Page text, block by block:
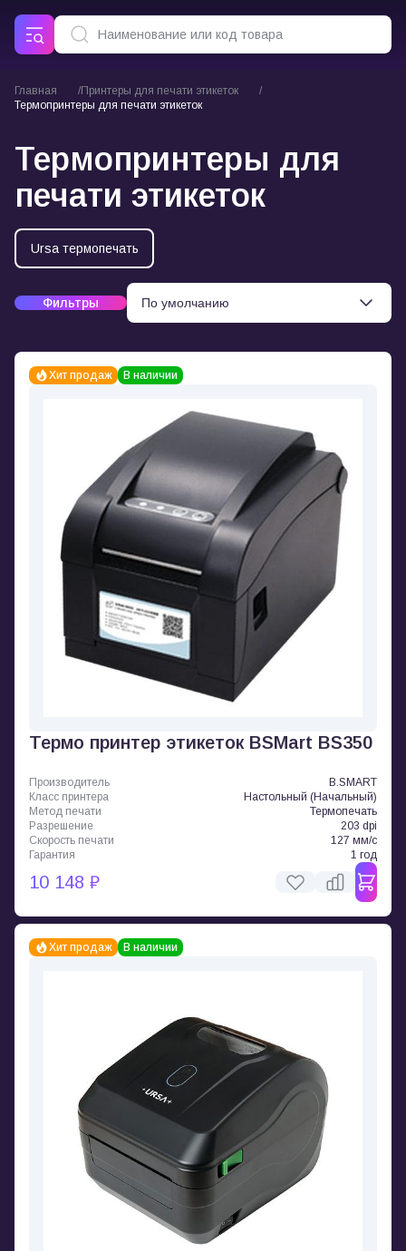
Главная
Принтеры для печати этикеток
Термопринтеры для печати этикеток
Термопринтеры для
печати этикеток
Ursa термопечать
Фильтры
Хит продаж В наличии
Термо принтер этикеток BSMart BS350
Производитель
B.SMART
Класс принтера
Настольный (Начальный)
Метод печати
Термопечать
Разрешение
203 dpi
Скорость печати
127 мм/с
Гарантия
1 год
10 148 ₽
Хит продаж В наличии